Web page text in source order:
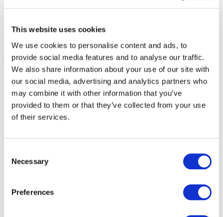
This website uses cookies
We use cookies to personalise content and ads, to
provide social media features and to analyse our traffic.
We also share information about your use of our site with
our social media, advertising and analytics partners who
may combine it with other information that you’ve
provided to them or that they’ve collected from your use
of their services.
Selection
Necessary
Preferences